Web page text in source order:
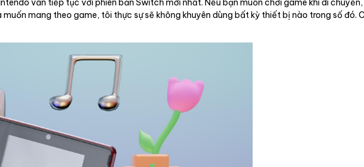
vẫn tiếp tục với phiên bản Switch mới nhất. Nếu bạn muốn chơi game khi di
muốn mang theo game, tôi thực sự sẽ không khuyên dùng bất kỳ thiết bị nào trong số đó.